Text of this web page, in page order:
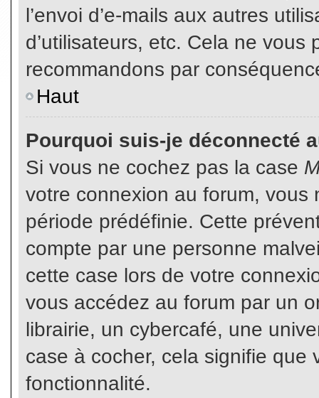
l’envoi d’e-mails aux autres
d’utilisateurs, etc. Cela ne vous
recommandons par
Haut
Pourquoi suis-je déconnecté
Si vous ne cochez pas la case
votre connexion au forum,
période prédéfinie. Cette
compte par une personne
cette case lors de votre
vous accédez au forum par un
librairie, un cybercafé, une
case à cocher, cela signifie que
fonctionnalité.